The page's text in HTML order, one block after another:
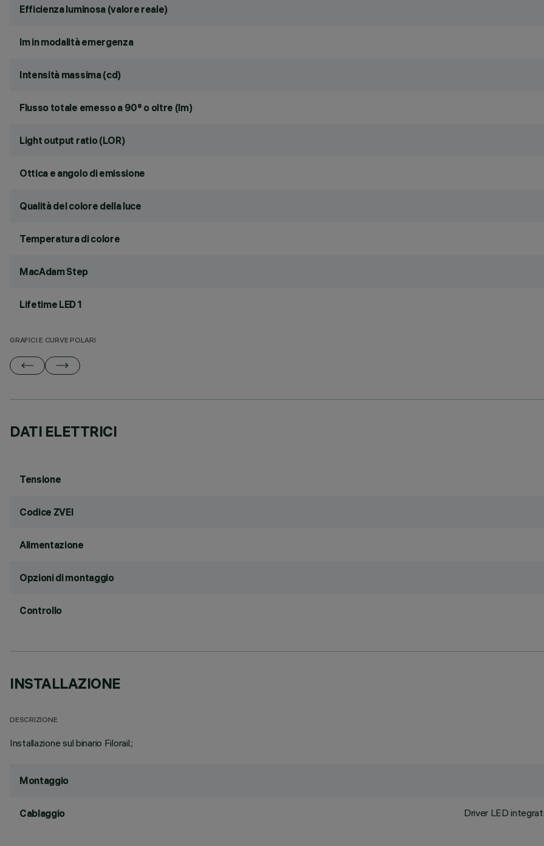
Efficienza luminosa (valore reale)
lm in modalità emergenza
Intensità massima (cd)
Flusso totale emesso a 90° o oltre (lm)
Light output ratio (LOR)
Ottica e angolo di emissione
Qualità del colore della luce
Temperatura di colore
MacAdam Step
Lifetime LED 1
GRAFICI E CURVE POLARI
DATI ELETTRICI
Tensione
Codice ZVEI
Alimentazione
Opzioni di montaggio
Controllo
INSTALLAZIONE
DESCRIZIONE
Installazione sul binario Filorail.;
Montaggio
Cablaggio
Driver LED